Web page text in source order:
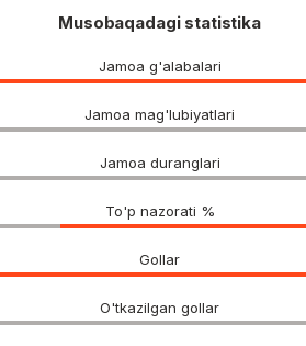
Musobaqadagi statistika
Jamoa g'alabalari
Jamoa mag'lubiyatlari
Jamoa duranglari
To'p nazorati %
Gollar
O'tkazilgan gollar